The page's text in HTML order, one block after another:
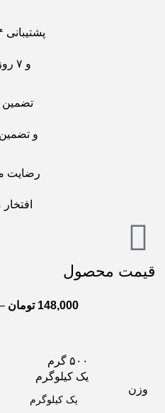
پشتیبانی ۲۴ ساعته
و ۷ روز هفته
تضمین
و
رضایت
قیمت محصول
148,000 تومان
وزن
۵۰۰ گرم
یک کیلوگرم